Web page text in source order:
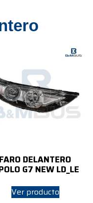
FARO DELANTERO
G7 NEW LD_LE
Ver producto